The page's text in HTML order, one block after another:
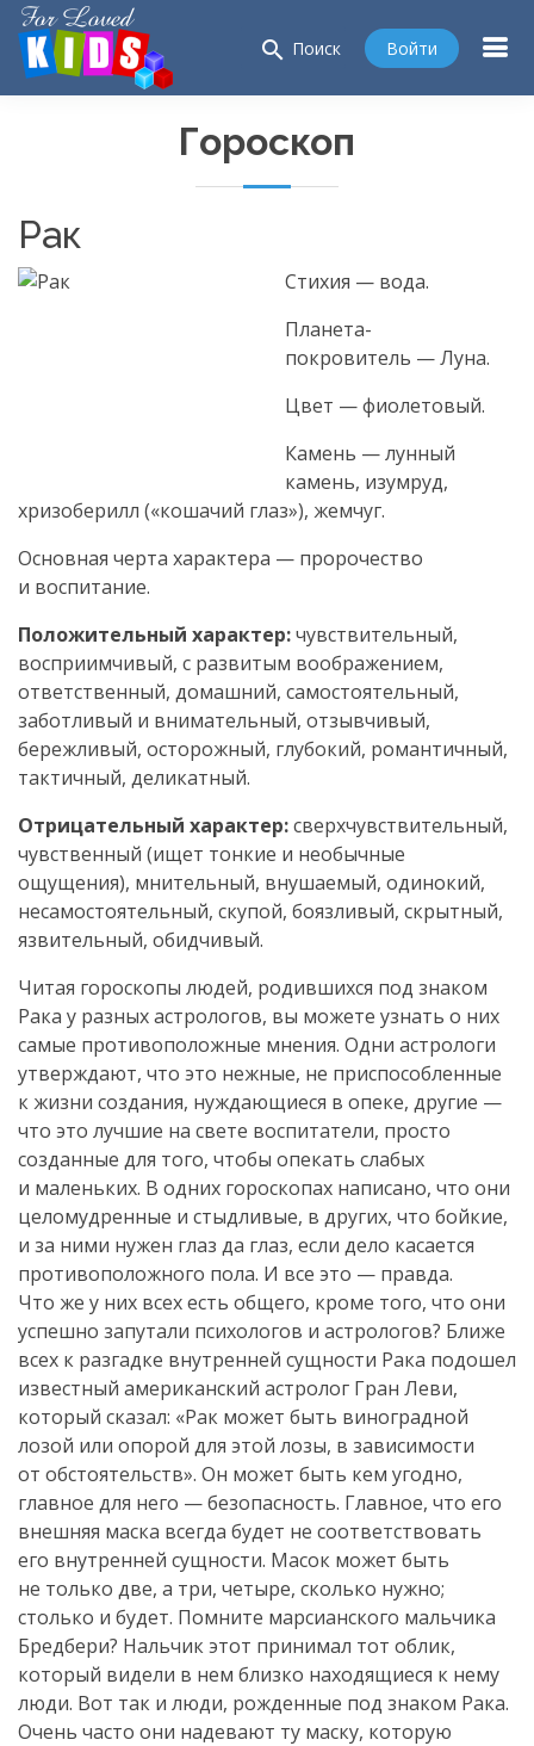
search Поиск Войти
Гороскоп
Рак
Стихия — вода.
Планета-
покровитель — Луна.
Цвет — фиолетовый.
Камень — лунный
камень, изумруд,
хризоберилл («кошачий глаз»), жемчуг.
Основная черта характера — пророчество
и воспитание.
Положительный характер:чувствительный,
восприимчивый, с развитым воображением,
ответственный, домашний, самостоятельный,
заботливый и внимательный, отзывчивый,
бережливый, осторожный, глубокий, романтичный,
тактичный, деликатный.
Отрицательный характер:сверхчувствительный,
чувственный (ищет тонкие и необычные
ощущения), мнительный, внушаемый, одинокий,
несамостоятельный, скупой, боязливый, скрытный,
язвительный, обидчивый.
Читая гороскопы людей, родившихся под знаком
Рака у разных астрологов, вы можете узнать о них
самые противоположные мнения. Одни астрологи
утверждают, что это нежные, не приспособленные
к жизни создания, нуждающиеся в опеке, другие —
что это лучшие на свете воспитатели, просто
созданные для того, чтобы опекать слабых
и маленьких. В одних гороскопах написано, что они
целомудренные и стыдливые, в других, что бойкие,
и за ними нужен глаз да глаз, если дело касается
противоположного пола. И все это — правда.
Что же у них всех есть общего, кроме того, что они
успешно запутали психологов и астрологов? Ближе
всех к разгадке внутренней сущности Рака подошел
известный американский астролог Гран Леви,
который сказал: «Рак может быть виноградной
лозой или опорой для этой лозы, в зависимости
от обстоятельств». Он может быть кем угодно,
главное для него — безопасность. Главное, что его
внешняя маска всегда будет не соответствовать
его внутренней сущности. Масок может быть
не только две, а три, четыре, сколько нужно;
столько и будет. Помните марсианского мальчика
Бредбери? Нальчик этот принимал тот облик,
который видели в нем близко находящиеся к нему
люди. Вот так и люди, рожденные под знаком Рака.
Очень часто они надевают ту маску, которую